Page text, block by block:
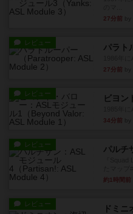
27分前
レビュー パラト
27分前
レビュー ビヨン
34分前
レビュー パルチ
約1時間前
レビュー ドミニ